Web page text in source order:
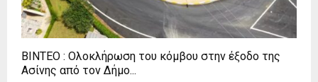
ΒΙΝΤΕΟ : Ολοκλήρωση του κόμβου στην έξοδο της
Ασίνης από τον Δήμο...